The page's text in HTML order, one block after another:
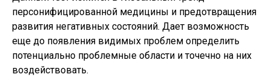
персонифицированной медицины и предотвращения
развития негативных состояний. Дает возможность
еще до появления видимых проблем определить
потенциально проблемные области и точечно на них
воздействовать.